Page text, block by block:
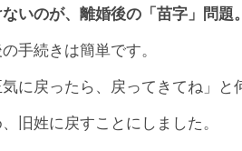
いのが、離婚後の「苗字」問題。
手続きは簡単です。
に戻ったら、戻ってきてね」と
旧姓に戻すことにしました。